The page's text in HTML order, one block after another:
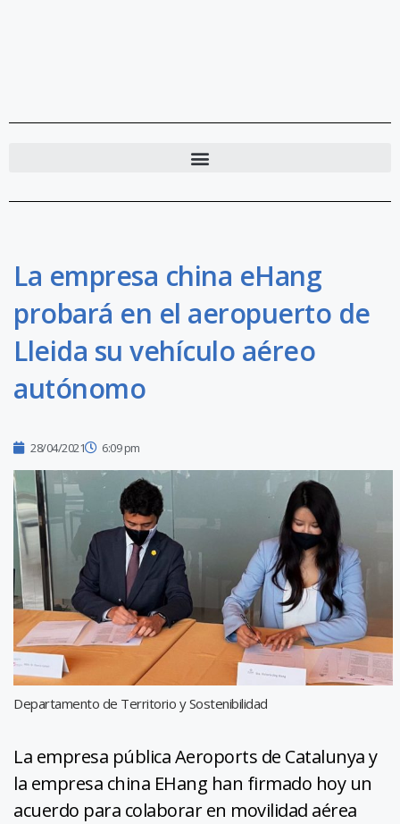
La empresa china eHang
probará en el aeropuerto de
Lleida su vehículo aéreo
autónomo
28/04/2021 6:09 pm
Departamento de Territorio y Sostenibilidad
La empresa pública Aeroports de Catalunya y
la empresa china EHang han firmado hoy un
acuerdo para colaborar en movilidad aérea